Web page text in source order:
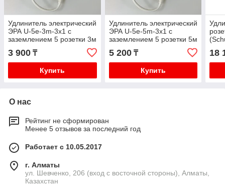
Удлинитель электрический
ЭРА U-5e-3m-3x1 с
заземлением 5 розетки 3м
ПВС 3x1мм2 16А
3 900 ₸
Купить
Удлинитель электрический
ЭРА U-5e-5m-3x1 с
заземлением 5 розетки 5м
ПВС 3x1мм2 16А
5 200₸
Купить
18
О нас
Рейтинг не сформирован
Менее 5 отзывов за последний год
Работает с 10.05.2017
г. Алматы
ул. Шевченко, 206 (вход с восточной стороны), Алматы,
Казахстан